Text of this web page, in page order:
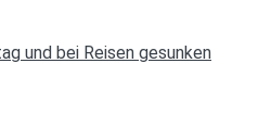
und bei Reisen gesunken